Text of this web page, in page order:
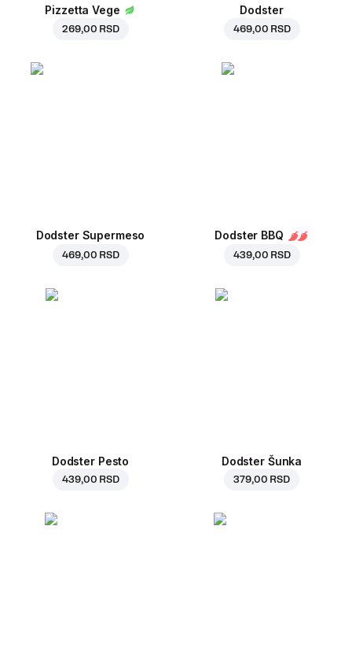
Pizzetta Vege
269,00 RSD
Dodster
469,00 RSD
Dodster Supermeso
469,00 RSD
Dodster BBQ
439,00 RSD
Dodster Pesto
439,00 RSD
Dodster Šunka
379,00 RSD